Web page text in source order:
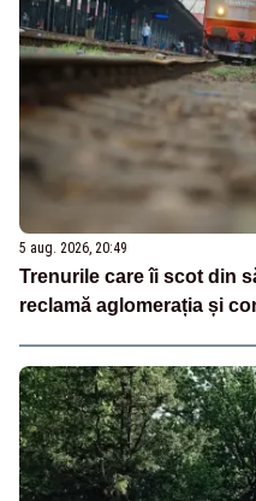
5 aug. 2026, 20:49
Trenurile care îi scot din
reclamă aglomerația și